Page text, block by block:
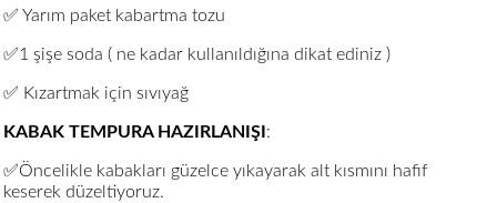
✅ Yarım paket kabartma tozu
✅1 şişe soda ( ne kadar kullanıldığına dikat ediniz )
✅ Kızartmak için sıvıyağ
KABAK TEMPURA HAZIRLANIŞI :
✅Öncelikle kabakları güzelce yıkayarak alt kısmını hafif
keserek düzeltiyoruz.